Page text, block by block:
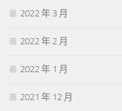
2022 年 3 月
2022 年 2 月
2022 年 1 月
2021 年 12 月